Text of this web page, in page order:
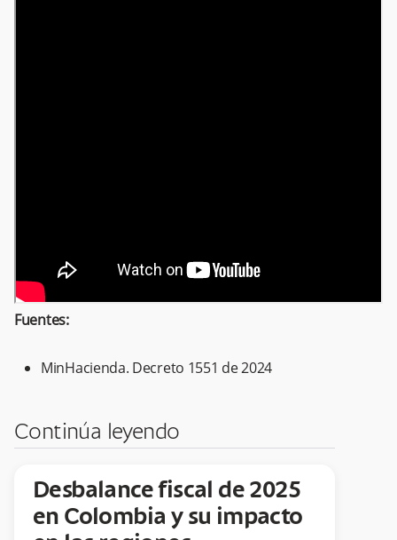
Fuentes:
MinHacienda. Decreto 1551 de 2024
Continúa leyendo
Desbalance fiscal de 2025
en Colombia y su impacto